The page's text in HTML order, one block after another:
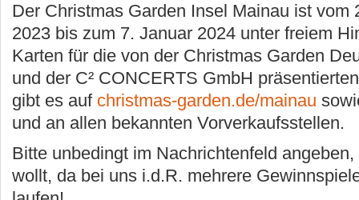
Der Christmas Garden Insel Mainau ist vom
2023 bis zum 7. Januar 2024 unter freiem
Karten für die von der Christmas Garden
und der C² CONCERTS GmbH
gibt es auf christmas-garden.de/mainau
und an allen bekannten Vorverkaufsstellen.
Bitte unbedingt im Nachrichtenfeld
wollt, da bei uns i.d.R. mehrere